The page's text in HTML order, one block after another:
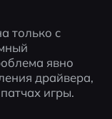
только с
явно
драйвера,
игры.